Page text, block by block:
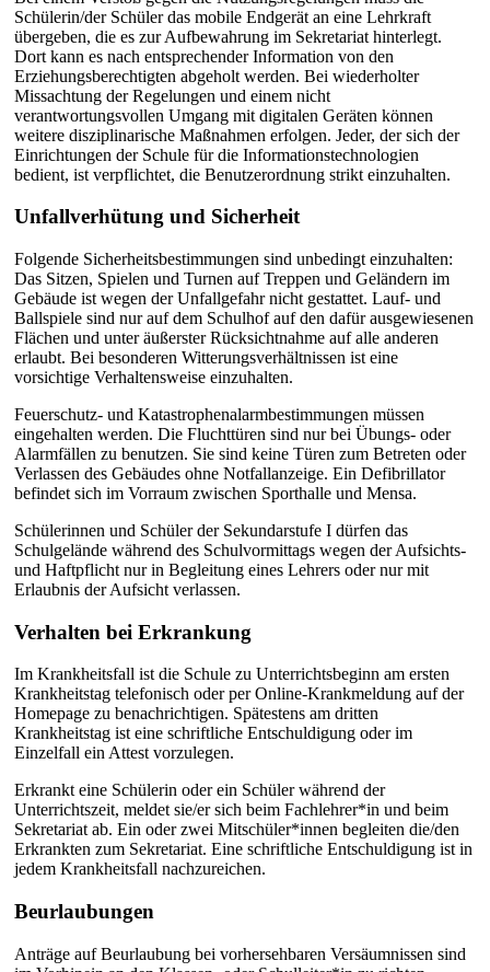
Schülerin/der Schüler das mobile Endgerät an eine Lehrkraft
übergeben, die es zur Aufbewahrung im Sekretariat hinterlegt.
Dort kann es nach entsprechender Information von den
Erziehungsberechtigten abgeholt werden. Bei wiederholter
Missachtung der Regelungen und einem nicht
verantwortungsvollen Umgang mit digitalen Geräten können
weitere disziplinarische Maßnahmen erfolgen. Jeder, der sich der
Einrichtungen der Schule für die Informationstechnologien
bedient, ist verpflichtet, die Benutzerordnung strikt einzuhalten.
Unfallverhütung und Sicherheit
Folgende Sicherheitsbestimmungen sind unbedingt einzuhalten:
Das Sitzen, Spielen und Turnen auf Treppen und Geländern im
Gebäude ist wegen der Unfallgefahr nicht gestattet. Lauf- und
Ballspiele sind nur auf dem Schulhof auf den dafür ausgewiesenen
Flächen und unter äußerster Rücksichtnahme auf alle anderen
erlaubt. Bei besonderen Witterungsverhältnissen ist eine
vorsichtige Verhaltensweise einzuhalten.
Feuerschutz- und Katastrophenalarmbestimmungen müssen
eingehalten werden. Die Fluchttüren sind nur bei Übungs- oder
Alarmfällen zu benutzen. Sie sind keine Türen zum Betreten oder
Verlassen des Gebäudes ohne Notfallanzeige. Ein Defibrillator
befindet sich im Vorraum zwischen Sporthalle und Mensa.
Schülerinnen und Schüler der Sekundarstufe I dürfen das
Schulgelände während des Schulvormittags wegen der Aufsichts-
und Haftpflicht nur in Begleitung eines Lehrers oder nur mit
Erlaubnis der Aufsicht verlassen.
Verhalten bei Erkrankung
Im Krankheitsfall ist die Schule zu Unterrichtsbeginn am ersten
Krankheitstag telefonisch oder per Online-Krankmeldung auf der
Homepage zu benachrichtigen. Spätestens am dritten
Krankheitstag ist eine schriftliche Entschuldigung oder im
Einzelfall ein Attest vorzulegen.
Erkrankt eine Schülerin oder ein Schüler während der
Unterrichtszeit, meldet sie/er sich beim Fachlehrer*in und beim
Sekretariat ab. Ein oder zwei Mitschüler*innen begleiten die/den
Erkrankten zum Sekretariat. Eine schriftliche Entschuldigung ist in
jedem Krankheitsfall nachzureichen.
Beurlaubungen
Anträge auf Beurlaubung bei vorhersehbaren Versäumnissen sind